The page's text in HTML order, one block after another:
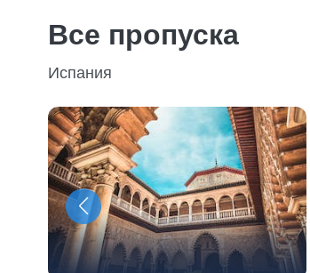
Все пропуска
Испания